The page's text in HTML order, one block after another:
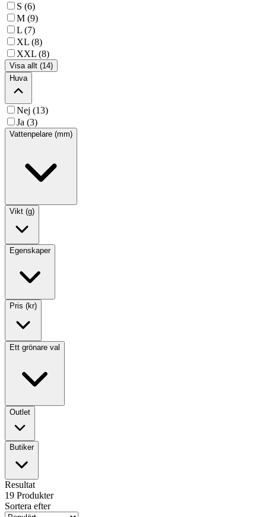
S (6)
M (9)
L (7)
XL (8)
XXL (8)
Visa allt (14)
Huva
Nej (13)
Ja (3)
Vattenpelare (mm)
Vikt (g)
Egenskaper
Pris (kr)
Ett grönare val
Outlet
Butiker
Resultat
19 Produkter
Sortera efter